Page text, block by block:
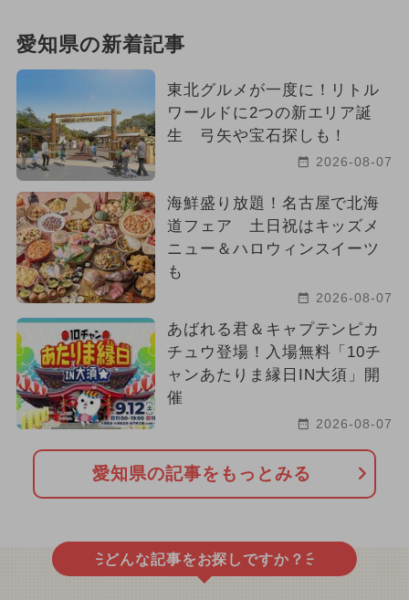
愛知県の新着記事
東北グルメが一度に！リトル
ワールドに2つの新エリア誕
生 弓矢や宝石探しも！
2026-08-07
海鮮盛り放題！名古屋で北海
道フェア 土日祝はキッズメ
ニュー＆ハロウィンスイーツ
も
2026-08-07
あばれる君＆キャプテンピカ
チュウ登場！入場無料「10チ
ャンあたりま縁日IN大須」開
催
2026-08-07
愛知県の記事をもっとみる
どんな記事をお探しですか？